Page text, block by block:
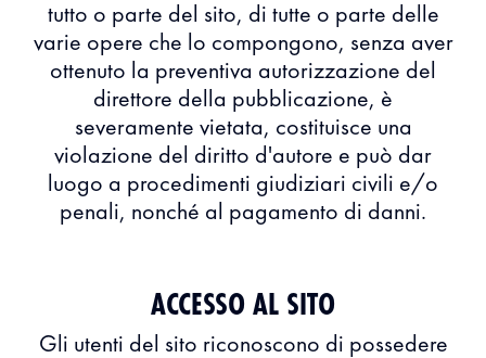
tutto o parte del sito, di tutte o parte delle
varie opere che lo compongono, senza aver
ottenuto la preventiva autorizzazione del
direttore della pubblicazione, è
severamente vietata, costituisce una
violazione del diritto d'autore e può dar
luogo a procedimenti giudiziari civili e/o
penali, nonché al pagamento di danni.
ACCESSO AL SITO
Gli utenti del sito riconoscono di possedere